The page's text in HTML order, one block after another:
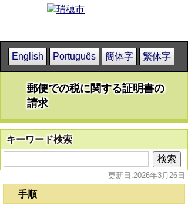
English Português 簡体字 繁体字
郵便での税に関する証明書の
請求
キーワード検索
更新日:2026年3月26日
手順